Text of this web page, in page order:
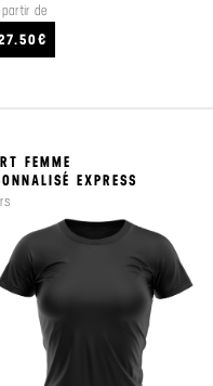
de
FEMME
EXPRESS